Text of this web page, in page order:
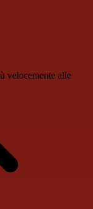
velocemente alle